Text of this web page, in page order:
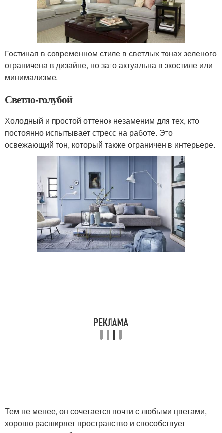
Гостиная в современном стиле в светлых тонах зеленого
ограничена в дизайне, но зато актуальна в экостиле или
минимализме.
Светло-голубой
Холодный и простой оттенок незаменим для тех, кто
постоянно испытывает стресс на работе. Это
освежающий тон, который также ограничен в интерьере.
Тем не менее, он сочетается почти с любыми цветами,
хорошо расширяет пространство и способствует